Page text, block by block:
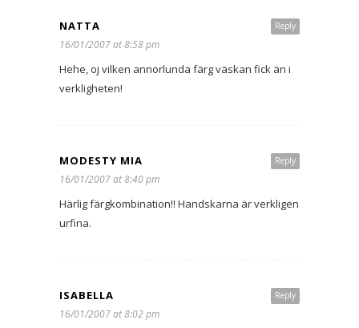
Reply
NATTA
16/01/2007 at 8:58 pm
Hehe, oj vilken annorlunda färg väskan fick än i
verkligheten!
Reply
MODESTY MIA
16/01/2007 at 8:40 pm
Härlig färgkombination!! Handskarna är verkligen
urfina.
Reply
ISABELLA
16/01/2007 at 8:02 pm